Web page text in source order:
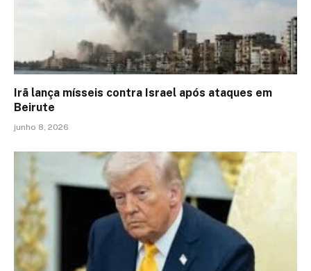
Irã lança mísseis contra Israel após ataques em
Beirute
junho 8, 2026